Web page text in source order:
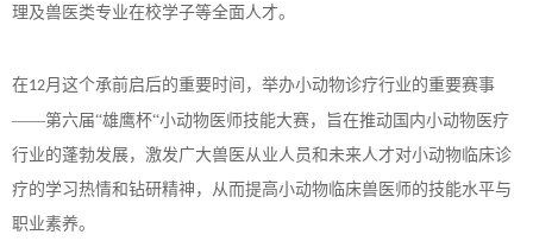
理及兽医类专业在校学子等全面人才。
在12月这个承前启后的重要时间，举办小动物诊疗行业的重要赛事
——第六届“雄鹰杯“小动物医师技能大赛，旨在推动国内小动物医疗
行业的蓬勃发展，激发广大兽医从业人员和未来人才对小动物临床诊
疗的学习热情和钻研精神，从而提高小动物临床兽医师的技能水平与
职业素养。